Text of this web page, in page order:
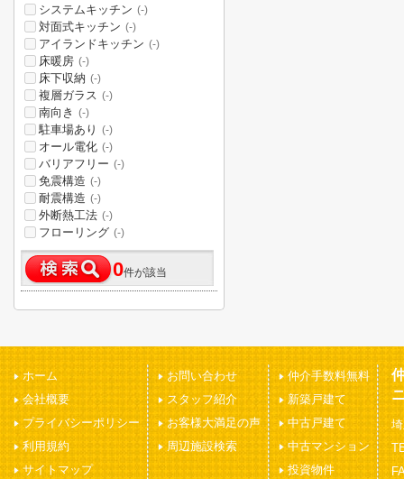
システムキッチン (-)
対面式キッチン (-)
アイランドキッチン (-)
床暖房 (-)
床下収納 (-)
複層ガラス (-)
南向き (-)
駐車場あり (-)
オール電化 (-)
バリアフリー (-)
免震構造 (-)
耐震構造 (-)
外断熱工法 (-)
フローリング (-)
0件が該当
ホーム
会社概要
プライバシーポリシー
利用規約
サイトマップ
お問い合わせ
スタッフ紹介
お客様大満足の声
周辺施設検索
仲介手数料無料
新築戸建て
中古戸建て
中古マンション
投資物件